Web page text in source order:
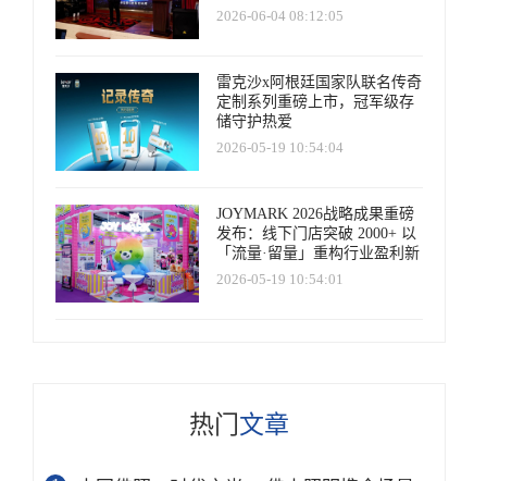
2026-06-04 08:12:05
雷克沙x阿根廷国家队联名传奇
定制系列重磅上市，冠军级存
储守护热爱
2026-05-19 10:54:04
JOYMARK 2026战略成果重磅
发布：线下门店突破 2000+ 以
「流量·留量」重构行业盈利新
范
2026-05-19 10:54:01
热门 文章